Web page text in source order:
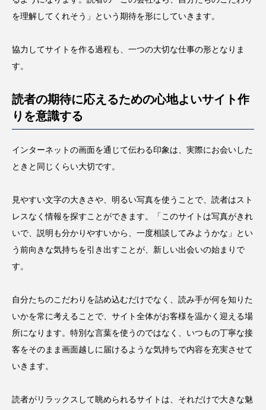
を理解してくれそう」という期待を形にしていきます。
協力してサイトを作る過程も、一つの大切な仕事の形となりま
す。
読者の期待に応えるための心地よいサイト作
りを意識する
インターネットの画面を通じて伝わる印象は、実際にお会いした
ときと同じくらい大切です。
見やすい文字の大きさや、明るい写真を使うことで、読者はスト
レスなく情報を探すことができます。「このサイトは写真がきれ
いで、説明も分かりやすいから、一度相談してみようかな」とい
う前向きな気持ちを引き出すことが、新しい出会いの始まりで
す。
自分たちのこだわりを詰め込むだけでなく、読み手が何を知りた
いかを常に考えることで、サイト全体がお客様を温かく迎える場
所になります。特別な言葉を使うのではなく、いつもの丁寧な接
客をそのまま画面越しに届けるような気持ちで内容を充実させて
いきます。
読者がリラックスして眺められるサイトは、それだけで大きな魅